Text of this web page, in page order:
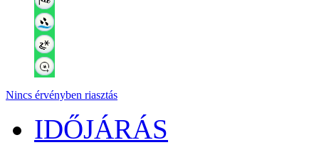
Nincs érvényben riasztás
IDŐJÁRÁS